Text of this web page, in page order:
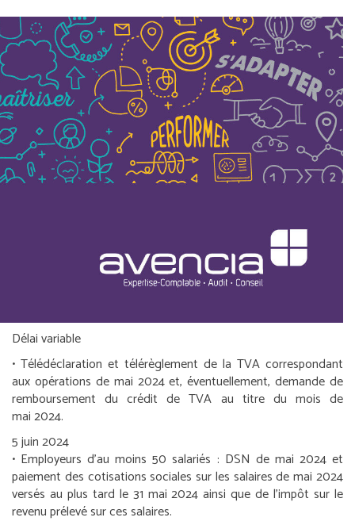
Délai variable
• Télédéclaration et télérèglement de la TVA correspondant
aux opérations de mai 2024 et, éventuellement, demande de
remboursement du crédit de TVA au titre du mois de
mai 2024.
5 juin 2024
• Employeurs d’au moins 50 salariés : DSN de mai 2024 et
paiement des cotisations sociales sur les salaires de mai 2024
versés au plus tard le 31 mai 2024 ainsi que de l’impôt sur le
revenu prélevé sur ces salaires.